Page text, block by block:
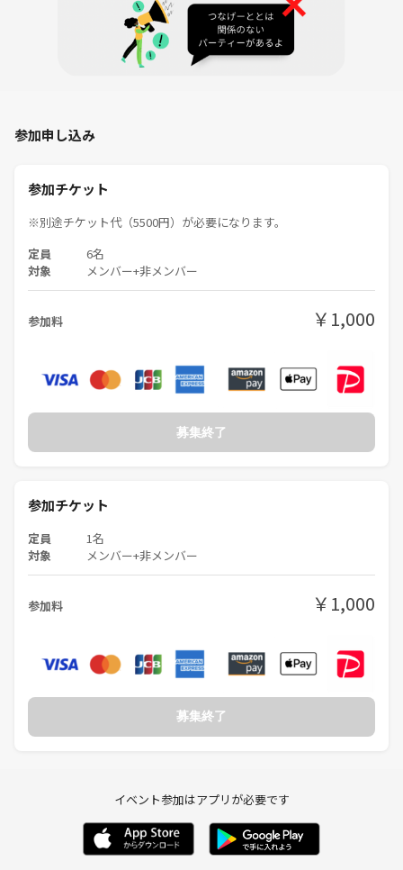
・以下のような演出があるため、事前に理解した上で注意してくださ
・一部ホラー要素を含む演出がございます。
い。
・大きな音や、強い光による演出がございます。
・場内を歩き回る必要があるコンテンツです。対応出来る人員に限り
があるため車椅子や松葉杖はご利用頂けません。
は、当日イベント外の参加者と一緒に参加することになるため極力６人
全員で参加したいです。
参加申し込み
参加チケット
※別途チケット代（5500円）が必要になります。
定員 6名
対象 メンバー+非メンバー
参加料 ￥1,000
募集終了
参加チケット
定員 1名
対象 メンバー+非メンバー
参加料 ￥1,000
募集終了
イベント参加はアプリが必要です